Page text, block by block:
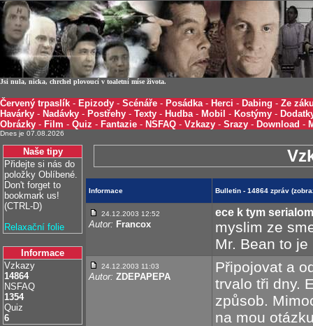
Jsi nula, nicka, chrchel plovoucí v toaletní míse života.
Červený trpaslík - Epizody - Scénáře - Posádka- Herci - Dabing - Ze
Havárky - Nadávky - Postřehy - Texty - Hudba- Mobil - Kostýmy -
Obrázky - Film - Quiz - Fantazie - NSFAQ - Vzkazy - Srazy - Download -
Dnes je 07.08.2026
Naše tipy
Přidejte si nás do
položky Oblíbené.
Don't forget to
bookmark us!
(CTRL-D)
Relaxační folie
Informace
Vzkazy
14864
NSFAQ
1354
Quiz
6
Informace Bulletin - 14864 zpráv
24.12.2003 12:52
Autor: Francox
ece k tym serialom
myslim ze
Mr. Bean to
24.12.2003 11:03
Autor: ZDEPAPEPA
Připojovat a
trvalo tři dny.
způsob.
na mou